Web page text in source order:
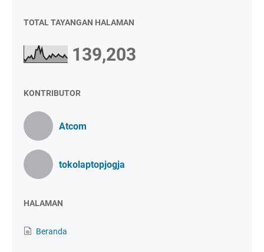
TOTAL TAYANGAN HALAMAN
139,203
KONTRIBUTOR
Atcom
tokolaptopjogja
HALAMAN
Beranda